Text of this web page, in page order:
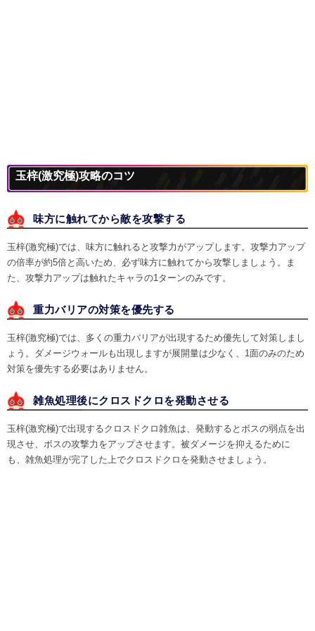
玉梓(激究極)攻略のコツ
味方に触れてから敵を攻撃する
玉梓(激究極)では、味方に触れると攻撃力がアップします。攻撃力アップ
の倍率が約5倍と高いため、必ず味方に触れてから攻撃しましょう。ま
た、攻撃力アップは触れたキャラの1ターンのみです。
重力バリアの対策を優先する
玉梓(激究極)では、多くの重力バリアが出現するため優先して対策しまし
ょう。ダメージウォールも出現しますが展開量は少なく、1面のみのため
対策を優先する必要はありません。
雑魚処理後にクロスドクロを発動させる
玉梓(激究極)で出現するクロスドクロ雑魚は、発動するとボスの弱点を出
現させ、ボスの攻撃力をアップさせます。被ダメージを抑えるために
も、雑魚処理が完了した上でクロスドクロを発動させましょう。